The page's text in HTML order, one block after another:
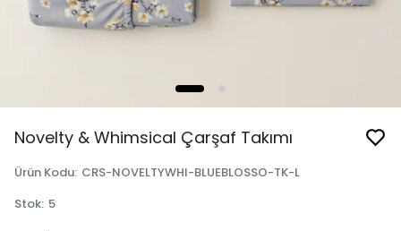
Novelty & Whimsical Çarşaf Takımı
Ürün Kodu: CRS-NOVELTYWHI-BLUEBLOSSO-TK-L
Stok: 5